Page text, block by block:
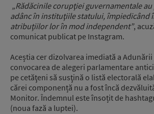
„Rădăcinile corupţiei guvernamentale
adânc în instituţiile statului, împiedicând
atribuţiilor lor în mod independent”,
comunicat publicat pe Instagram.
Aceștia cer dizolvarea imediată a
convocarea de alegeri parlamentare
pe cetăţeni să susţină o listă electorală
cărei componență nu a fost încă
Monitor. Îndemnul este însoțit de
(noua fază a luptei).